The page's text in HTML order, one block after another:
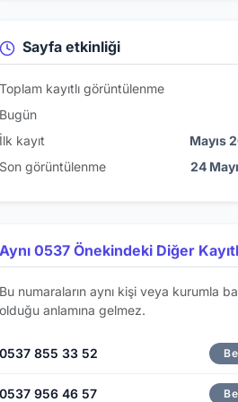
Sayfa etkinliği
Toplam kayıtlı görüntülenme
Bugün
İlk kayıt
Mayıs
Son görüntülenme
24
Aynı 0537 Önekindeki Diğer
Bu numaraların aynı kişi veya kurumla
olduğu anlamına gelmez.
0537 855 33 52
0537 956 46 57